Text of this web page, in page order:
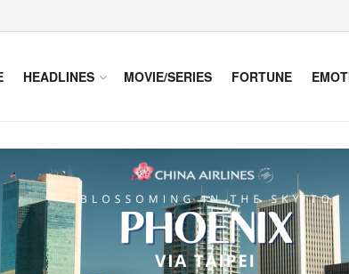
HEADLINES MOVIE/SERIES FORTUNE